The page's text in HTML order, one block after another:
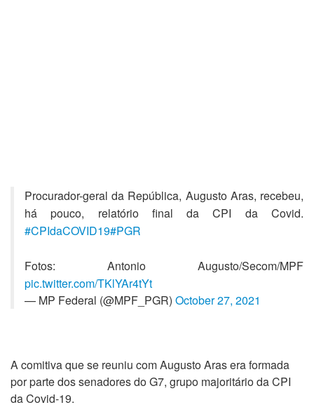
Procurador-geral da República, Augusto Aras, recebeu,
há pouco, relatório final da CPI da Covid.
#CPIdaCOVID19#PGR
Fotos: Antonio Augusto/Secom/MPF
pic.twitter.com/TKlYAr4tYt
— MP Federal (@MPF_PGR) October 27, 2021
A comitiva que se reuniu com Augusto Aras era formada
por parte dos senadores do G7, grupo majoritário da CPI
da Covid-19.